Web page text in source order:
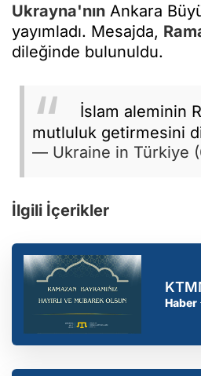
Ukrayna'nın Ankara
yayımladı. Mesajda,
dileğinde bulunuldu.
İslam aleminin
mutluluk getirmesini
— Ukraine in Türkiye
İlgili İçerikler
Haber